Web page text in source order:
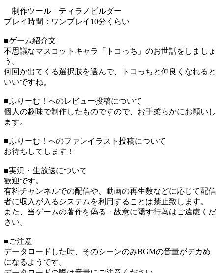
制作ツール：ティラノビルダー
プレイ時間：ワンプレイ10分くらい
■ゲーム紹介文
不思議なマスコットキャラ「トコっち」のお世話をしましょ
う。
何回か出てくる選択肢を選んで、トコっちと仲良くなれると
いいですね。
■ふりーむ！へのレビュー投稿について
個人の趣味で制作したものですので、お手柔らかにお願いし
ます。
■ふりーむ！へのファンイラスト投稿について
お待ちしてします！
■実況・生放送について
歓迎です。
有料チャンネルでの配信や、動画の再生数などに応じて配信
者に収入が入るシステムを利用することは禁止致します。
また、当ゲームの著作を偽る・故意に隠す行為はご遠慮くだ
さい。
■ご注意
データロードした時、そのシーンのみBGMの音量がデカめ
になるようです。